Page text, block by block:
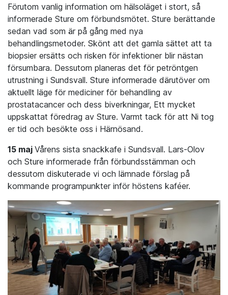
Förutom vanlig information om hälsoläget i stort, så
informerade Sture om förbundsmötet. Sture berättande
sedan vad som är på gång med nya
behandlingsmetoder. Skönt att det gamla sättet att ta
biopsier ersätts och risken för infektioner blir nästan
försumbara. Dessutom planeras det för petröntgen
utrustning i Sundsvall. Sture informerade därutöver om
aktuellt läge för mediciner för behandling av
prostatacancer och dess biverkningar, Ett mycket
uppskattat föredrag av Sture. Varmt tack för att Ni tog
er tid och besökte oss i Härnösand.
15 maj Vårens sista snackkafe i Sundsvall. Lars-Olov
och Sture informerade från förbundsstämman och
dessutom diskuterade vi och lämnade förslag på
kommande programpunkter inför höstens kaféer.